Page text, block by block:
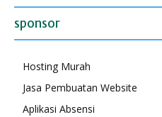
sponsor
Hosting Murah
Jasa Pembuatan Website
Aplikasi Absensi